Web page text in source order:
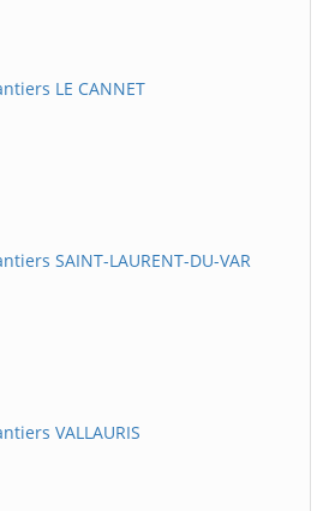
LE CANNET
SAINT-LAURENT-DU-VAR
VALLAURIS